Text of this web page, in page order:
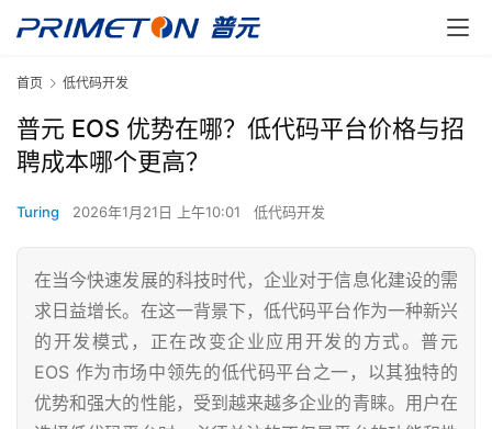
首页 低代码开发
普元 EOS 优势在哪？低代码平台价格与招
聘成本哪个更高？
Turing 2026年1月21日 上午10:01 低代码开发
在当今快速发展的科技时代，企业对于信息化建设的需
求日益增长。在这一背景下，低代码平台作为一种新兴
的开发模式，正在改变企业应用开发的方式。普元
EOS 作为市场中领先的低代码平台之一，以其独特的
优势和强大的性能，受到越来越多企业的青睐。用户在